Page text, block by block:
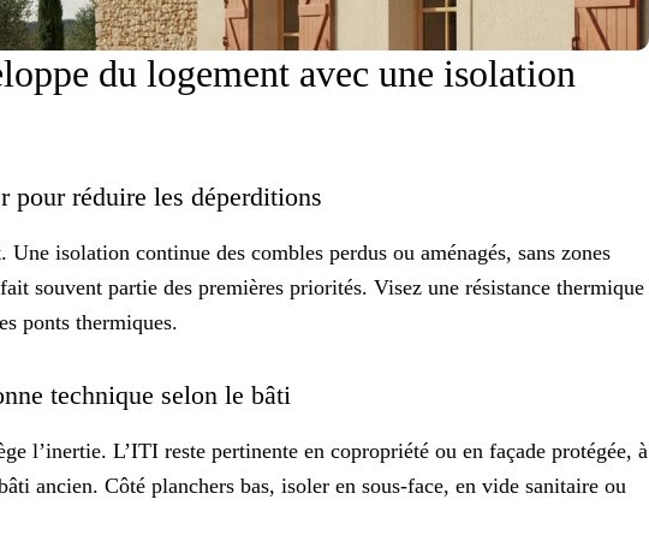
du logement avec une isolation
pour réduire les déperditions
isolation continue des combles perdus ou aménagés, sans zones
souvent partie des premières priorités. Visez une résistance thermique
ponts thermiques.
technique selon le bâti
l’inertie. L’ITI reste pertinente en copropriété ou en façade protégée, à
ancien. Côté planchers bas, isoler en sous-face, en vide sanitaire ou